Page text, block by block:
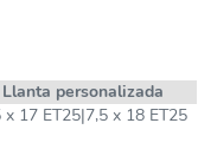
Llanta personalizada
x 17 ET25|7,5 x 18 ET25